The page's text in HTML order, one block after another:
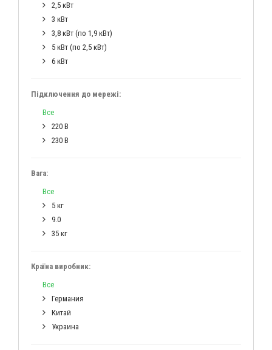
2,5 кВт
3 кВт
3,8 кВт (по 1,9 кВт)
5 кВт (по 2,5 кВт)
6 кВт
Підключення до мережі:
Все
220 В
230 В
Вага:
Все
5 кг
9.0
35 кг
Країна виробник:
Все
Германия
Китай
Украина